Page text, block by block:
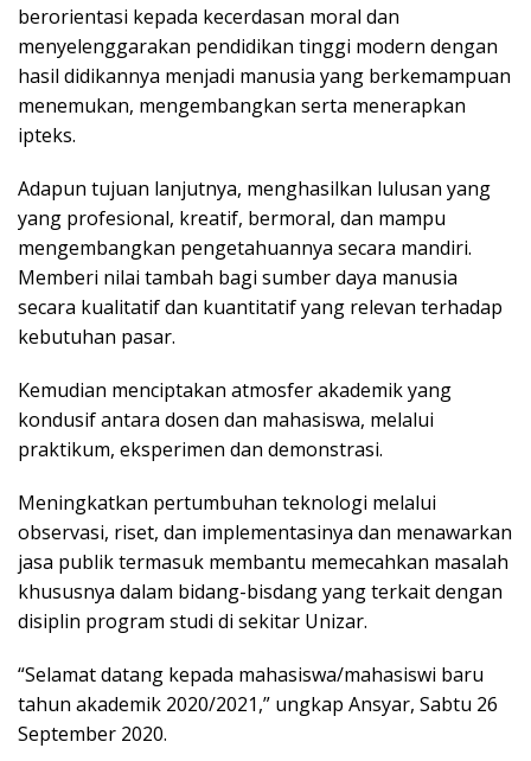
berorientasi kepada kecerdasan moral dan
menyelenggarakan pendidikan tinggi modern dengan
hasil didikannya menjadi manusia yang berkemampuan
menemukan, mengembangkan serta menerapkan
ipteks.
Adapun tujuan lanjutnya, menghasilkan lulusan yang
yang profesional, kreatif, bermoral, dan mampu
mengembangkan pengetahuannya secara mandiri.
Memberi nilai tambah bagi sumber daya manusia
secara kualitatif dan kuantitatif yang relevan terhadap
kebutuhan pasar.
Kemudian menciptakan atmosfer akademik yang
kondusif antara dosen dan mahasiswa, melalui
praktikum, eksperimen dan demonstrasi.
Meningkatkan pertumbuhan teknologi melalui
observasi, riset, dan implementasinya dan menawarkan
jasa publik termasuk membantu memecahkan masalah
khususnya dalam bidang-bisdang yang terkait dengan
disiplin program studi di sekitar Unizar.
“Selamat datang kepada mahasiswa/mahasiswi baru
tahun akademik 2020/2021,” ungkap Ansyar, Sabtu 26
September 2020.